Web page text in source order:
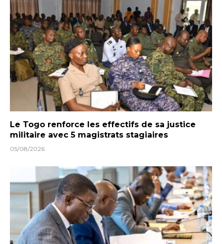
Le Togo renforce les effectifs de sa justice
militaire avec 5 magistrats stagiaires
05/08/2026